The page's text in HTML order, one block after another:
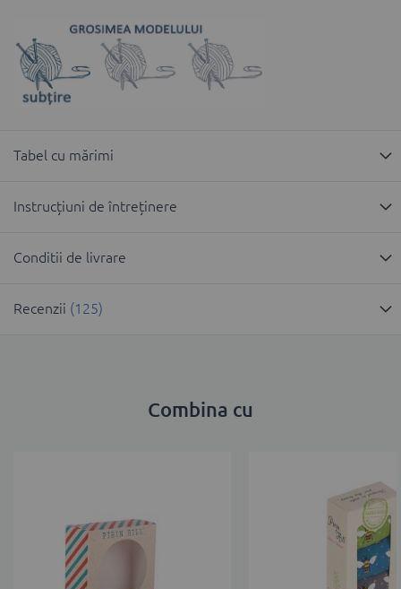
Tabel cu mărimi
Instrucțiuni de întreținere
Conditii de livrare
Recenzii 125
Combina cu